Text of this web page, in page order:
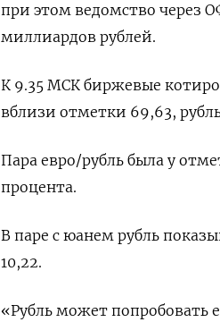
при этом ведомство через
миллиардов рублей.
К 9.35 МСК биржевые
вблизи отметки 69,63,
Пара евро/рубль была у
процента.
В паре с юанем рубль
10,22.
«Рубль может попробовать